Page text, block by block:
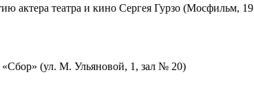
актера театра и кино Сергея Гурзо (Мосфильм,
(ул. М. Ульяновой, 1, зал № 20)